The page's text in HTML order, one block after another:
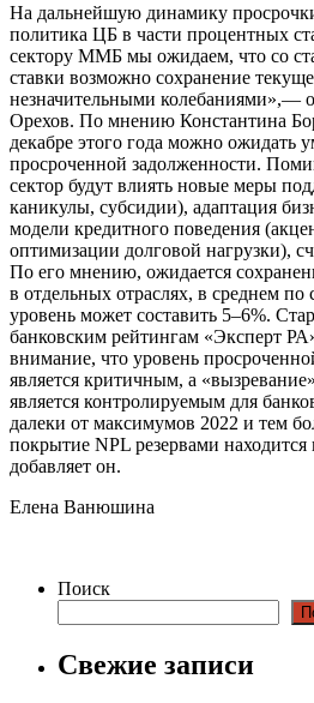
На дальнейшую динамику
политика ЦБ в части процентных
сектору ММБ мы ожидаем, что со
ставки возможно сохранение
незначительными колебаниями»,—
Орехов. По мнению Константина
декабре этого года можно ожидать
просроченной задолженности.
сектор будут влиять новые меры
каникулы, субсидии), адаптация
модели кредитного поведения
оптимизации долговой нагрузки),
По его мнению, ожидается
в отдельных отраслях, в среднем по
уровень может составить 5–6%.
банковским рейтингам «Эксперт
внимание, что уровень
является критичным, а
является контролируемым для
далеки от максимумов 2022 и тем
покрытие NPL резервами
добавляет он.
Елена Ванюшина
Поиск
Свежие записи